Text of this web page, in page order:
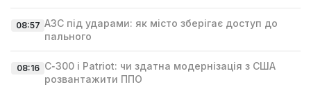
08:57 АЗС під ударами: як місто зберігає доступ до
пального
08:16 С‑300 і Patriot: чи здатна модернізація з США
розвантажити ППО